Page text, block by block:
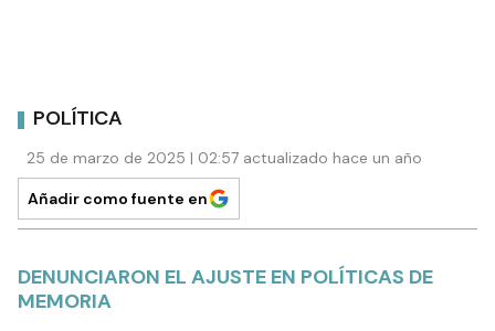
POLÍTICA
25 de marzo de 2025 | 02:57 actualizado hace un año
Añadir como fuente en
DENUNCIARON EL AJUSTE EN POLÍTICAS DE
MEMORIA